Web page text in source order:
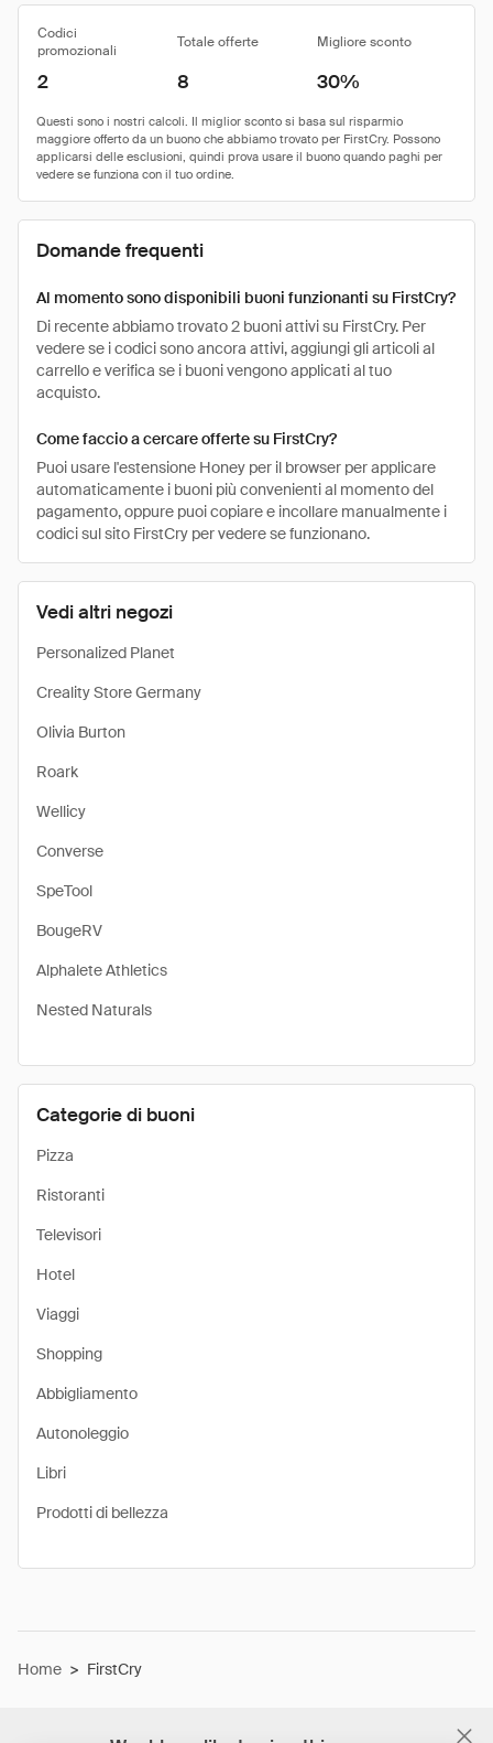
Vedi altri negozi
Personalized Planet
Creality Store Germany
Olivia Burton
Roark
Wellicy
Converse
SpeTool
BougeRV
Alphalete Athletics
Nested Naturals
Categorie di buoni
Pizza
Ristoranti
Televisori
Hotel
Viaggi
Shopping
Abbigliamento
Autonoleggio
Libri
Prodotti di bellezza
Codici
promozionali
Totale offerte Migliore sconto
2 8 30%
Domande frequenti
Al momento sono disponibili buoni funzionanti su FirstCry?
Di recente abbiamo trovato 2 buoni attivi su FirstCry. Per
vedere se i codici sono ancora attivi, aggiungi gli articoli al
carrello e verifica se i buoni vengono applicati al tuo
acquisto.
Come faccio a cercare offerte su FirstCry?
Puoi usare l'estensione Honey per il browser per applicare
automaticamente i buoni più convenienti al momento del
pagamento, oppure puoi copiare e incollare manualmente i
codici sul sito FirstCry per vedere se funzionano.
Home > FirstCry